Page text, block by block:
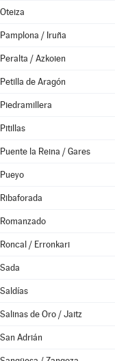
Oteiza
Pamplona / Iruña
Peralta / Azkoien
Petilla de Aragón
Piedramillera
Pitillas
Puente la Reina / Gares
Pueyo
Ribaforada
Romanzado
Roncal / Erronkari
Sada
Saldías
Salinas de Oro / Jaitz
San Adrián